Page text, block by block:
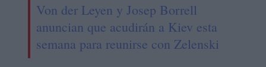
Von der Leyen y Josep Borrell
anuncian que acudirán a Kiev esta
semana para reunirse con Zelenski